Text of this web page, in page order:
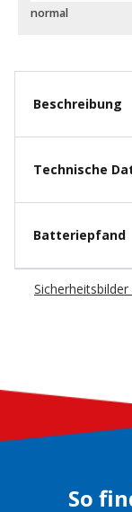
normal
Beschreibung
Technische
Batteriepfand
So